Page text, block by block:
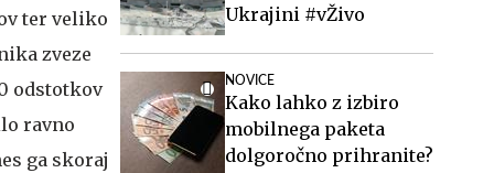
ter veliko
zveze
odstotkov
ravno
ga skoraj
Ukrajini #vŽivo
NOVICE
Kako lahko z izbiro
mobilnega paketa
dolgoročno prihranite?